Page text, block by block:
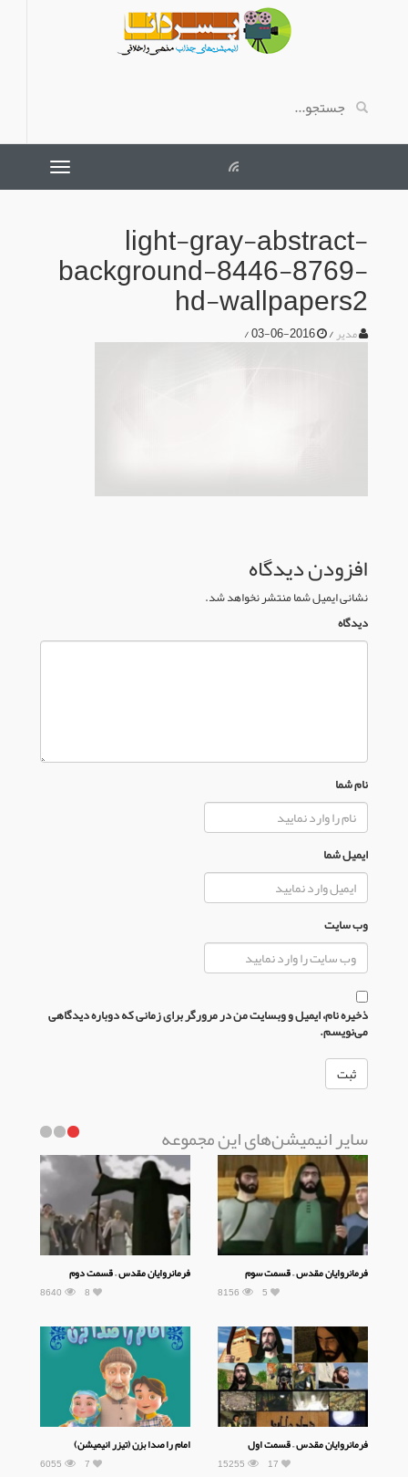
light-gray-abstract-
background-8446-8769-
hd-wallpapers2
مدیر/
/
افزودن دیدگاه
نشانی ایمیل شما منتشر نخواهد شد.
دیدگاه
نام شما
ایمیل شما
وب سایت
ذخیره نام، ایمیل و وبسایت من در مرورگر برای زمانی که دوباره دیدگاهی
می‌نویسم.
سایر انیمیشن‌های این مجموعه
فرمانروایان مقدس – قسمت سوم
8156 5
فرمانروایان مقدس – قسمت دوم
8640 8
فرمانروایان مقدس – قسمت اول
15255 17
امام را صدا بزن (تیزر انیمیشن)
6055 7